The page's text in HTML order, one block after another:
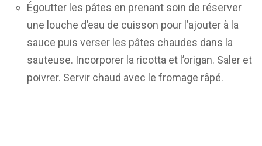
Égoutter les pâtes en prenant soin de réserver
une louche d’eau de cuisson pour l’ajouter à la
sauce puis verser les pâtes chaudes dans la
sauteuse. Incorporer la ricotta et l’origan. Saler et
poivrer. Servir chaud avec le fromage râpé.